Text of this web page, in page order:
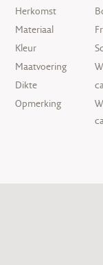
Herkomst
Materiaal
Kleur
Maatvoering
Dikte
Opmerking